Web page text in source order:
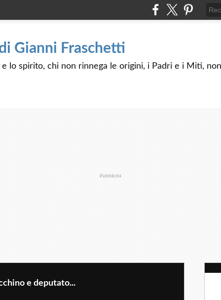
Gianni Fraschetti
e lo spirito, chi non rinnega le origini, i Padri e i Miti,
Pubblicità
e deputato...